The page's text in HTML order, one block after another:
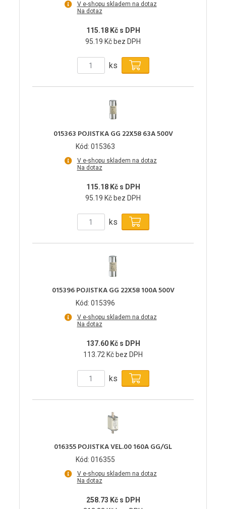
V e-shopu skladem na dotaz
Na dotaz
115.18 Kč s DPH
95.19 Kč bez DPH
ks
015363 POJISTKA GG 22X58 63A 500V
Kód: 015363
V e-shopu skladem na dotaz
Na dotaz
115.18 Kč s DPH
95.19 Kč bez DPH
ks
015396 POJISTKA GG 22X58 100A 500V
Kód: 015396
V e-shopu skladem na dotaz
Na dotaz
137.60 Kč s DPH
113.72 Kč bez DPH
ks
016355 POJISTKA VEL.00 160A GG/GL
Kód: 016355
V e-shopu skladem na dotaz
Na dotaz
258.73 Kč s DPH